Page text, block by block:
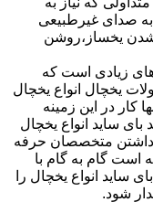
به صدای غیرطبیعی
شدن یخساز،روشن
زیادی است که
یخچال انواع یخچال
کار در این زمینه
ساید انواع یخچال
داشتن متخصصان حرفه
است گام به گام با
ساید انواع یخچال را
شود.